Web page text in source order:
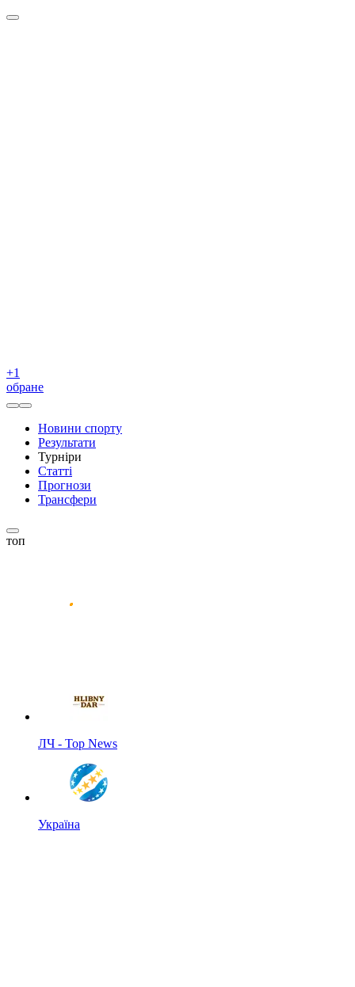
+1
обране
Новини спорту
Результати
Турніри
Статті
Прогнози
Трансфери
топ
ЛЧ - Top News
Україна